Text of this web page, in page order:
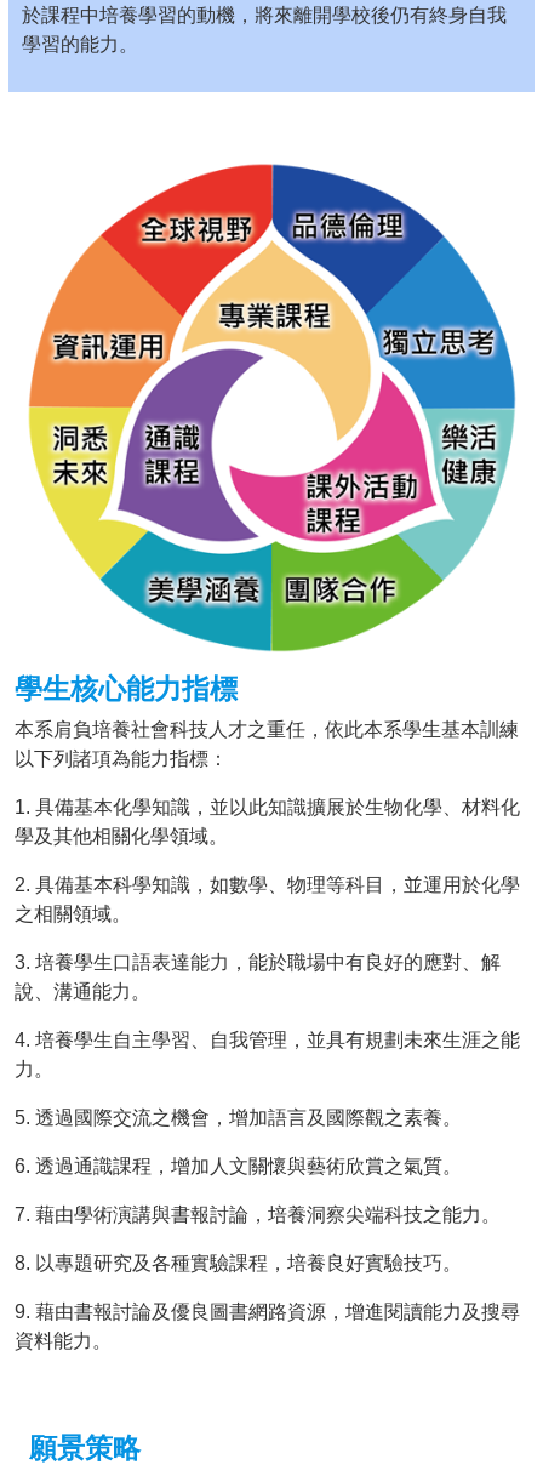
於課程中培養學習的動機，將來離開學校後仍有終身自我
學習的能力。
學生核心能力指標
本系肩負培養社會科技人才之重任，依此本系學生基本訓練
以下列諸項為能力指標：
1. 具備基本化學知識，並以此知識擴展於生物化學、材料化
學及其他相關化學領域。
2. 具備基本科學知識，如數學、物理等科目，並運用於化學
之相關領域。
3. 培養學生口語表達能力，能於職場中有良好的應對、解
說、溝通能力。
4. 培養學生自主學習、自我管理，並具有規劃未來生涯之能
力。
5. 透過國際交流之機會，增加語言及國際觀之素養。
6. 透過通識課程，增加人文關懷與藝術欣賞之氣質。
7. 藉由學術演講與書報討論，培養洞察尖端科技之能力。
8. 以專題研究及各種實驗課程，培養良好實驗技巧。
9. 藉由書報討論及優良圖書網路資源，增進閱讀能力及搜尋
資料能力。
願景策略